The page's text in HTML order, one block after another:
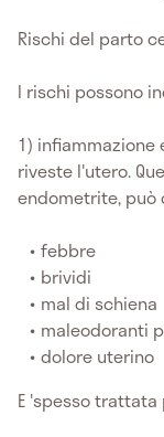
Rischi del parto
I rischi possono
1)
riveste l'utero.
endometrite, può
febbre
brividi
mal di schiena
maleodoranti
dolore uterino
E 'spesso